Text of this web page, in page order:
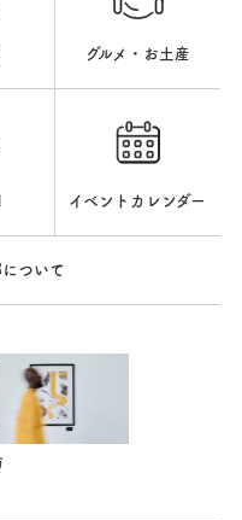
グルメ・お土産
イベントカレンダー
ついて